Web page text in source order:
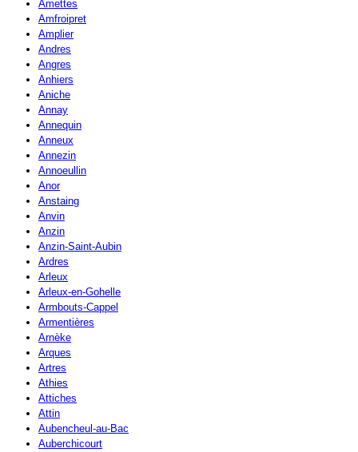
Amettes
Amfroipret
Amplier
Andres
Angres
Anhiers
Aniche
Annay
Annequin
Anneux
Annezin
Annoeullin
Anor
Anstaing
Anvin
Anzin
Anzin-Saint-Aubin
Ardres
Arleux
Arleux-en-Gohelle
Armbouts-Cappel
Armentières
Arnèke
Arques
Artres
Athies
Attiches
Attin
Aubencheul-au-Bac
Auberchicourt